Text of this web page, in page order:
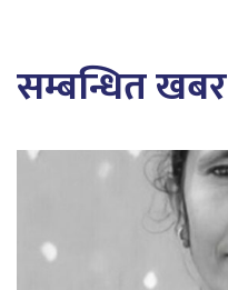
सम्बन्धित खबर